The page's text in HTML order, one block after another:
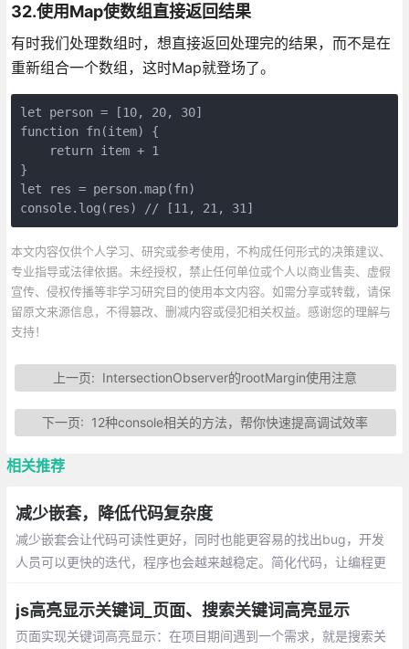
32.使用Map使数组直接返回结果
有时我们处理数组时，想直接返回处理完的结果，而不是在
重新组合一个数组，这时Map就登场了。
let person = [10, 20, 30]
function fn(item) {
    return item + 1
}
let res = person.map(fn)
console.log(res) // [11, 21, 31]
本文内容仅供个人学习、研究或参考使用，不构成任何形式的决策建议、
专业指导或法律依据。未经授权，禁止任何单位或个人以商业售卖、虚假
宣传、侵权传播等非学习研究目的使用本文内容。如需分享或转载，请保
留原文来源信息，不得篡改、删减内容或侵犯相关权益。感谢您的理解与
支持！
上一页: IntersectionObserver的rootMargin使用注意
下一页: 12种console相关的方法，帮你快速提高调试效率
相关推荐
减少嵌套，降低代码复杂度
减少嵌套会让代码可读性更好，同时也能更容易的找出bug，开发
人员可以更快的迭代，程序也会越来越稳定。简化代码，让编程更
js高亮显示关键词_页面、搜索关键词高亮显示
页面实现关键词高亮显示：在项目期间遇到一个需求，就是搜索关